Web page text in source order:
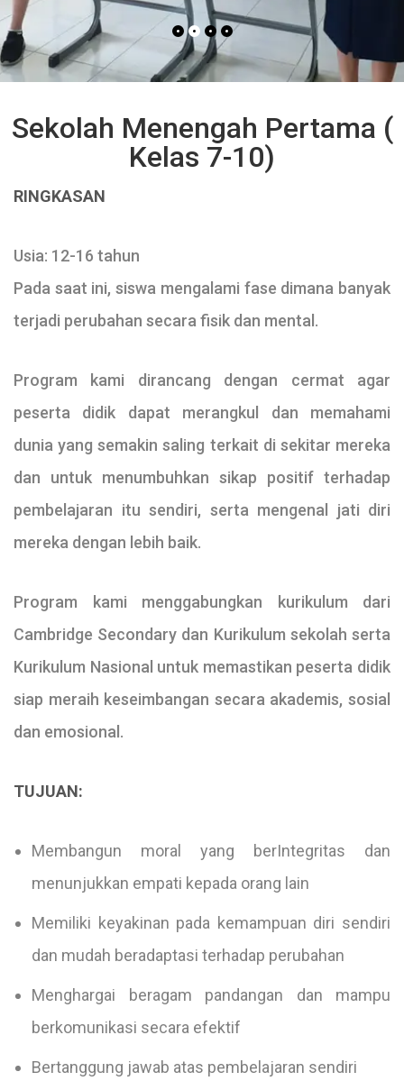
Sekolah Menengah Pertama (
Kelas 7-10)
RINGKASAN
Usia: 12-16 tahun
Pada saat ini, siswa mengalami fase dimana banyak
terjadi perubahan secara fisik dan mental.
Program kami dirancang dengan cermat agar
peserta didik dapat merangkul dan memahami
dunia yang semakin saling terkait di sekitar mereka
dan untuk menumbuhkan sikap positif terhadap
pembelajaran itu sendiri, serta mengenal jati diri
mereka dengan lebih baik.
Program kami menggabungkan kurikulum dari
Cambridge Secondary dan Kurikulum sekolah serta
Kurikulum Nasional untuk memastikan peserta didik
siap meraih keseimbangan secara akademis, sosial
dan emosional.
TUJUAN:
Membangun moral yang berIntegritas dan
menunjukkan empati kepada orang lain
Memiliki keyakinan pada kemampuan diri sendiri
dan mudah beradaptasi terhadap perubahan
Menghargai beragam pandangan dan mampu
berkomunikasi secara efektif
Bertanggung jawab atas pembelajaran sendiri